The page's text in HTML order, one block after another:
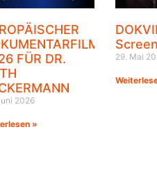
FÜR DR.
2026
»
29. Mai